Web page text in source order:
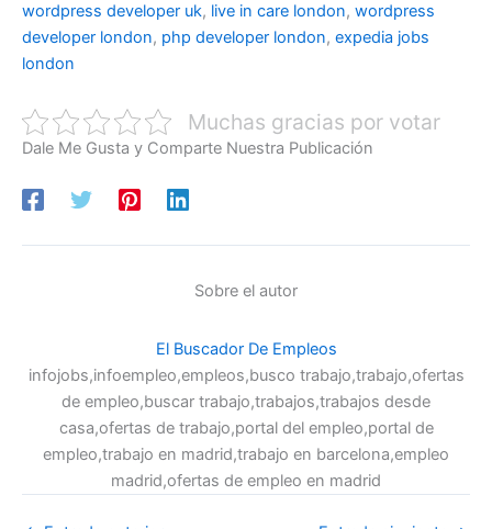
wordpress developer uk, live in care london, wordpress
developer london, php developer london, expedia jobs
london
Muchas gracias por votar
Dale Me Gusta y Comparte Nuestra Publicación
Sobre el autor
El Buscador De Empleos
infojobs,infoempleo,empleos,busco trabajo,trabajo,ofertas
de empleo,buscar trabajo,trabajos,trabajos desde
casa,ofertas de trabajo,portal del empleo,portal de
empleo,trabajo en madrid,trabajo en barcelona,empleo
madrid,ofertas de empleo en madrid